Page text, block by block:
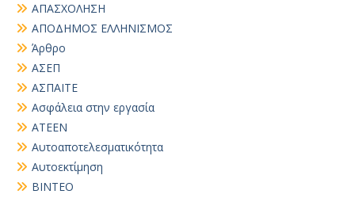
ΑΠΑΣΧΟΛΗΣΗ
ΑΠΟΔΗΜΟΣ ΕΛΛΗΝΙΣΜΟΣ
Άρθρο
ΑΣΕΠ
ΑΣΠΑΙΤΕ
Ασφάλεια στην εργασία
ΑΤΕΕΝ
Αυτοαποτελεσματικότητα
Αυτοεκτίμηση
ΒΙΝΤΕΟ